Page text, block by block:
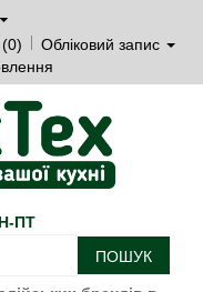
Обліковий запис
ПТ
ПОШУК